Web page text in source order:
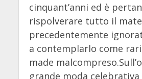
cinquant’anni ed è
rispolverare tutto il
precedentemente
a contemplarlo come
made
grande moda